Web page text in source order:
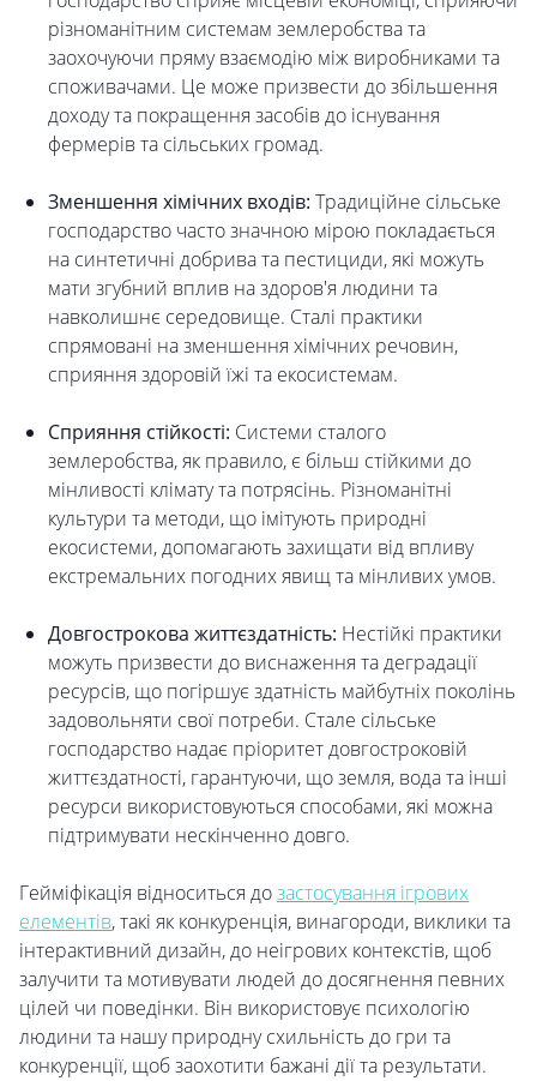
різноманітним системам землеробства та
заохочуючи пряму взаємодію між виробниками та
споживачами. Це може призвести до збільшення
доходу та покращення засобів до існування
фермерів та сільських громад.
Зменшення хімічних входів: Традиційне сільське
господарство часто значною мірою покладається
на синтетичні добрива та пестициди, які можуть
мати згубний вплив на здоров'я людини та
навколишнє середовище. Сталі практики
спрямовані на зменшення хімічних речовин,
сприяння здоровій їжі та екосистемам.
Сприяння стійкості: Системи сталого
землеробства, як правило, є більш стійкими до
мінливості клімату та потрясінь. Різноманітні
культури та методи, що імітують природні
екосистеми, допомагають захищати від впливу
екстремальних погодних явищ та мінливих умов.
Довгострокова життєздатність: Нестійкі практики
можуть призвести до виснаження та деградації
ресурсів, що погіршує здатність майбутніх поколінь
задовольняти свої потреби. Стале сільське
господарство надає пріоритет довгостроковій
життєздатності, гарантуючи, що земля, вода та інші
ресурси використовуються способами, які можна
підтримувати нескінченно довго.
Гейміфікація відноситься дозастосування ігрових
елементів, такі як конкуренція, винагороди, виклики та
інтерактивний дизайн, до неігрових контекстів, щоб
залучити та мотивувати людей до досягнення певних
цілей чи поведінки. Він використовує психологію
людини та нашу природну схильність до гри та
конкуренції, щоб заохотити бажані дії та результати.